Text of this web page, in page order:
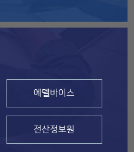
에델바이스
전산정보원